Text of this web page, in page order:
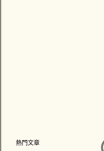
熱門文章